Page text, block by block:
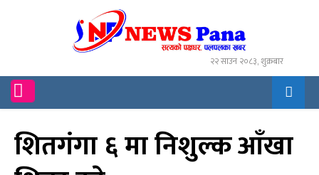
२२ साउन २०८३, शुक्रबार
शितगंगा ६ मा निशुल्क आँखा